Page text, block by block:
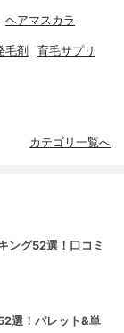
ヘアマスカラ
毛剤 育毛サプリ
カテゴリ一覧へ
ング52選！口コミ
選！パレット&単